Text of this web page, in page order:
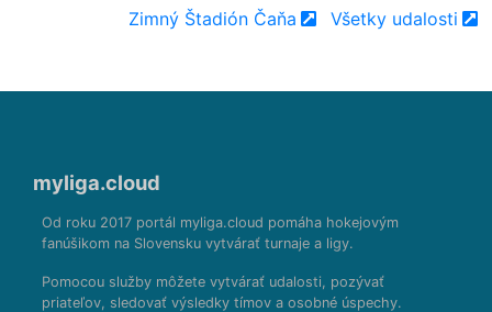
Zimný Štadión Čaňa Všetky udalosti
myliga.cloud
Od roku 2017 portál myliga.cloud pomáha hokejovým
fanúšikom na Slovensku vytvárať turnaje a ligy.
Pomocou služby môžete vytvárať udalosti, pozývať
priateľov, sledovať výsledky tímov a osobné úspechy.